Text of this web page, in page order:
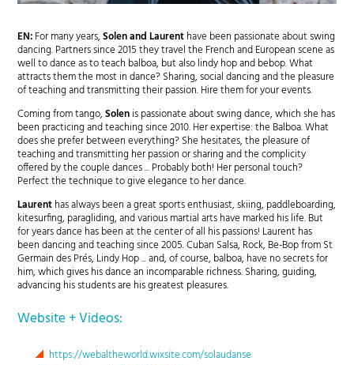
EN:For many years,Solen and Laurenthave been passionate about swing
dancing. Partners since 2015 they travel the French and European scene as
well to dance as to teach balboa, but also lindy hop and bebop. What
attracts them the most in dance? Sharing, social dancing and the pleasure
of teaching and transmitting their passion. Hire them for your events.
Coming from tango,Solenis passionate about swing dance, which she has
been practicing and teaching since 2010. Her expertise: the Balboa. What
does she prefer between everything? She hesitates, the pleasure of
teaching and transmitting her passion or sharing and the complicity
offered by the couple dances ... Probably both! Her personal touch?
Perfect the technique to give elegance to her dance.
Laurenthas always been a great sports enthusiast, skiing, paddleboarding,
kitesurfing, paragliding, and various martial arts have marked his life. But
for years dance has been at the center of all his passions! Laurent has
been dancing and teaching since 2005. Cuban Salsa, Rock, Be-Bop from St
Germain des Prés, Lindy Hop ... and, of course, balboa, have no secrets for
him, which gives his dance an incomparable richness. Sharing, guiding,
advancing his students are his greatest pleasures.
Website + Videos:
https://webaltheworld.wixsite.com/solaudanse